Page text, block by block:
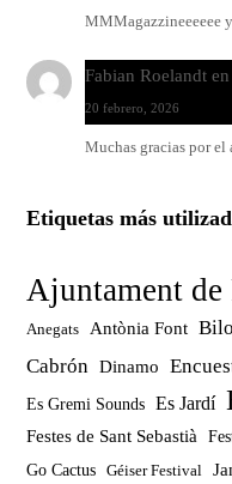
MMMagazzineeeeee
Fabian Roelandt en
20 febrero, 2026
Muchas gracias por
Etiquetas más
Ajuntament de
Anegats Antònia Font Bilo
Cabrón Dinamo
Es Gremi Sounds Es Jardí
Festes de Sant Sebastià
Go Cactus Géiser Festival